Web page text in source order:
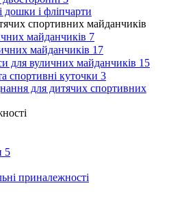
дошки і фліпчарти
спортивних майданчиків
майданчиків 7
майданчиків 17
для вуличних майданчиків 15
спортивні куточки 3
для дитячих спортивних
5
приналежності